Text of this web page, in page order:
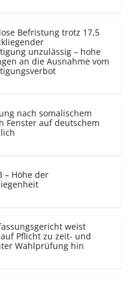
Befristung trotz 17,5
unzulässig – hohe
an die Ausnahme vom
nach somalischem
Fenster auf deutschem
– Höhe der
weist
Pflicht zu zeit- und
Wahlprüfung hin